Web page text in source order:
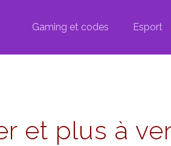
Gaming et codes Esport
et plus à